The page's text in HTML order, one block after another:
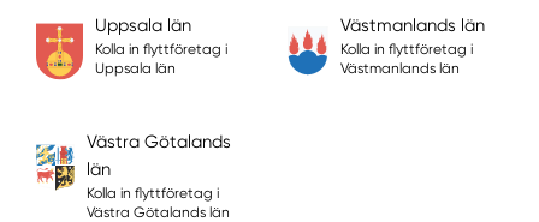
Uppsala län
Kolla in flyttföretag i
Uppsala län
Västmanlands län
Kolla in flyttföretag i
Västmanlands län
Västra Götalands
län
Kolla in flyttföretag i
Västra Götalands län